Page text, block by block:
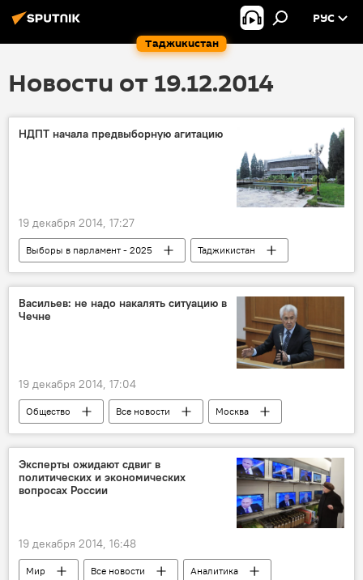
Таджикистан
РУС
Новости от 19.12.2014
НДПТ начала предвыборную агитацию
19 декабря 2014, 17:27
Выборы в парламент - 2025
Таджикистан
Все новости
Политика
Таваккал Наджидуллоев
Саъбагул Валиева
Созандагони Ватан
Васильев: не надо накалять ситуацию в
Чечне
19 декабря 2014, 17:04
Общество Все новости
Москва
Чечня
Северный Кавказ
Россия
интервью
Эксперты ожидают сдвиг в
политических и экономических
вопросах России
19 декабря 2014, 16:48
Мир Все новости
Аналитика